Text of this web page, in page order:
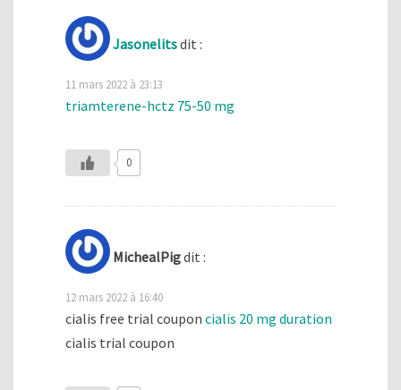
Jasonelitsdit :
11 mars 2022 à 23:13
triamterene-hctz 75-50 mg
0
MichealPigdit :
12 mars 2022 à 16:40
cialis free trial coupon cialis 20 mg duration
cialis trial coupon